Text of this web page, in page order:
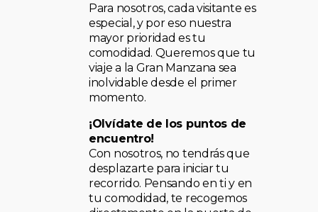
Para nosotros, cada visitante es
especial, y por eso nuestra
mayor prioridad es tu
comodidad. Queremos que tu
viaje a la Gran Manzana sea
inolvidable desde el primer
momento.
¡Olvídate de los puntos de
encuentro!
Con nosotros, no tendrás que
desplazarte para iniciar tu
recorrido. Pensando en ti y en
tu comodidad, te recogemos